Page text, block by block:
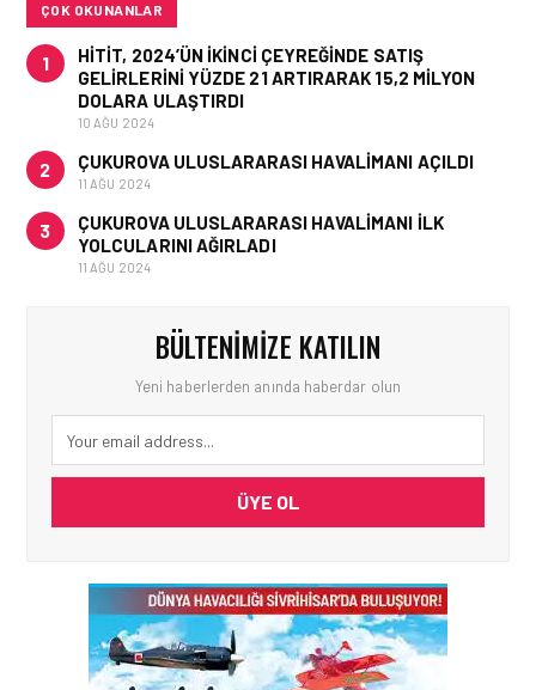
ÇOK OKUNANLAR
1
HITIT, 2024’ÜN IKINCI ÇEYREĞINDE SATIŞ
GELIRLERINI YÜZDE 21 ARTIRARAK 15,2 MILYON
DOLARA ULAŞTIRDI
10 AĞU 2024
2 ÇUKUROVA ULUSLARARASI HAVALIMANI AÇILDI
11 AĞU 2024
3
ÇUKUROVA ULUSLARARASI HAVALIMANI İLK
YOLCULARINI AĞIRLADI
11 AĞU 2024
BÜLTENIMIZE KATILIN
Yeni haberlerden anında haberdar olun
ÜYE OL